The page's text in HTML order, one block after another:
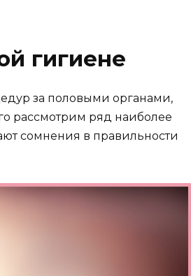
гигиене
за половыми органами,
рассмотрим ряд наиболее
сомнения в правильности